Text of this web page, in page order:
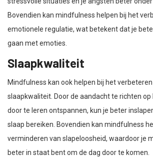
Bovendien kan mindfulness helpen bij het
emotionele regulatie, wat betekent dat je
gaan met emoties.
Slaapkwaliteit
Mindfulness kan ook helpen bij het
slaapkwaliteit. Door de aandacht te richten op
door te leren ontspannen, kun je beter
slaap bereiken. Bovendien kan mindfulness
verminderen van slapeloosheid, waardoor je
beter in staat bent om de dag door te komen.